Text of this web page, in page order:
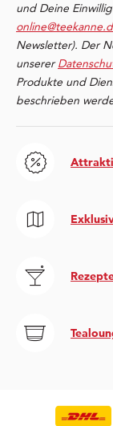
und Deine
Newsletter). Der
unserer
Produkte und
beschrieben